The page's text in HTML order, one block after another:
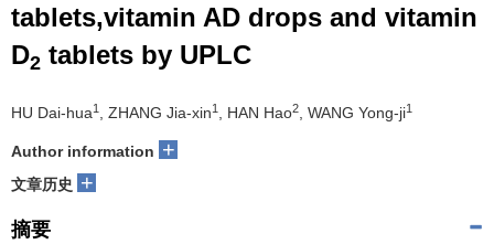
tablets,vitamin AD drops and vitamin
D2 tablets by UPLC
HU Dai-hua1 , ZHANG Jia-xin1 , HAN Hao2 , WANG Yong-ji1
Author information +
文章历史 +
摘要